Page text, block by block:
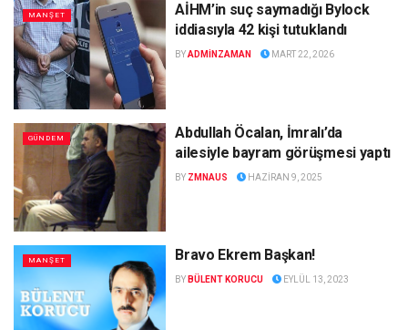
MANŞET
AİHM’in suç saymadığı Bylock
iddiasıyla 42 kişi tutuklandı
BYADMINZAMAN MART 22, 2026
GÜNDEM
Abdullah Öcalan, İmralı’da
ailesiyle bayram görüşmesi yaptı
BY ZMNAUS HAZIRAN 9, 2025
MANŞET Bravo Ekrem Başkan!
BY BÜLENT KORUCU EYLÜL 13, 2023